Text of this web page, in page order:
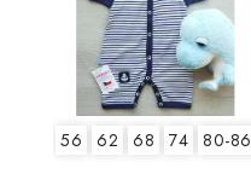
56 62 68 74 80-86